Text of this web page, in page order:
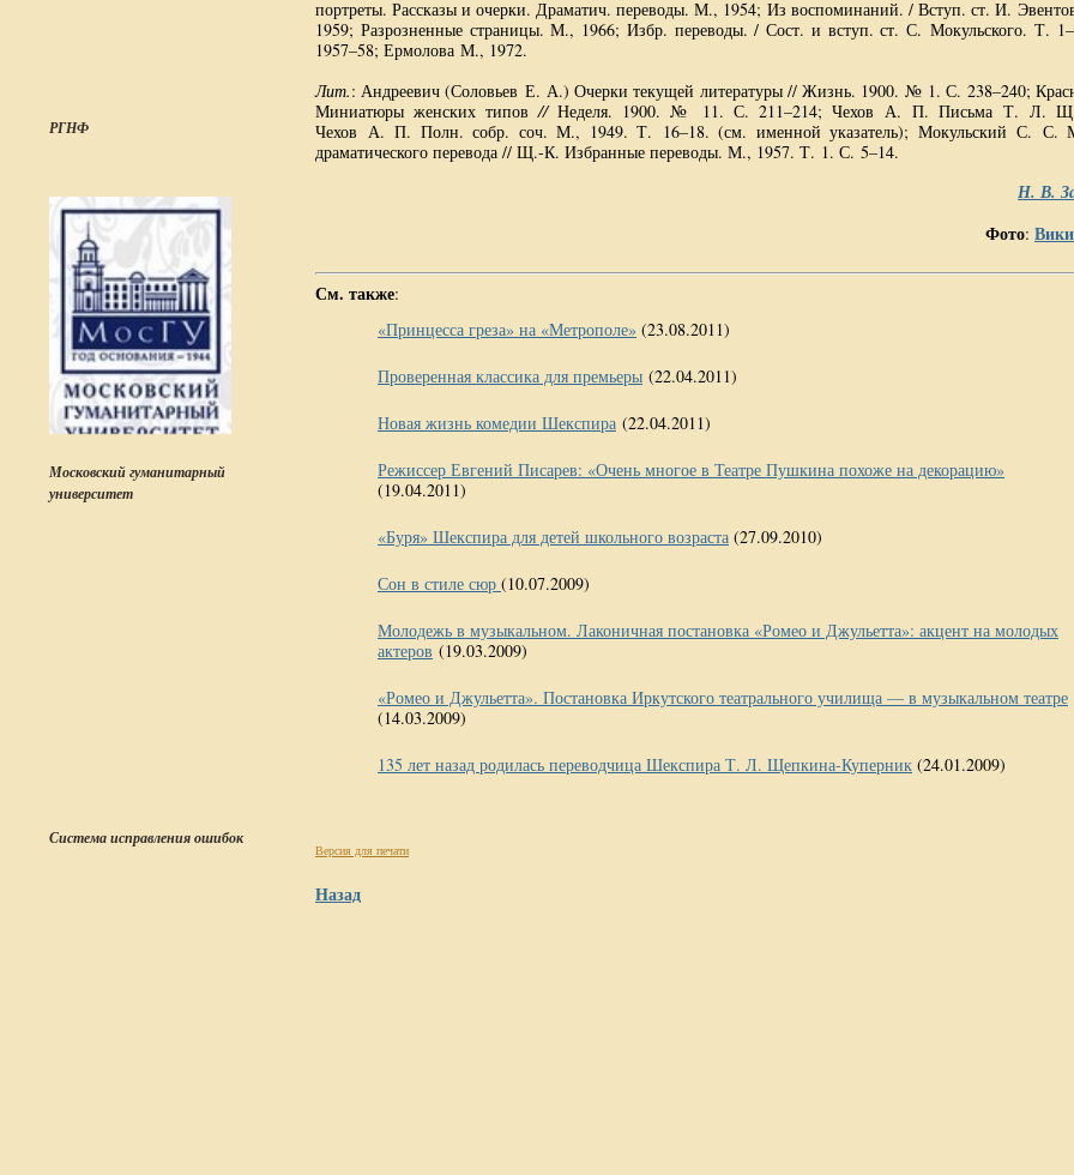
РГНФ
Московский гуманитарный
университет
Система исправления ошибок
портреты. Рассказы и очерки. Драматич. переводы. М., 1954; Из воспоминаний. / Вступ. ст. И.
1959; Разрозненные страницы. М., 1966; Избр. переводы. / Сост. и вступ. ст. С. Мокульского. Т.
1957–58; Ермолова М., 1972.
Лит.: Андреевич (Соловьев Е. А.) Очерки текущей литературы // Жизнь. 1900. № 1. С. 238–240;
Миниатюры женских типов// Неделя. 1900. № 11. С. 211–214; Чехов А. П. Письма Т. Л.
Чехов А. П. Полн. собр. соч. М., 1949. Т. 16–18. (см. именной указатель); Мокульский С. С.
драматического перевода // Щ.-К. Избранные переводы. М., 1957. Т. 1. С. 5–14.
Н. В.
Фото:
См. также:
«Принцесса греза» на «Метрополе» (23.08.2011)
Проверенная классика для премьеры (22.04.2011)
Новая жизнь комедии Шекспира (22.04.2011)
Режиссер Евгений Писарев: «Очень многое в Театре Пушкина похоже на декорацию»
(19.04.2011)
«Буря» Шекспира для детей школьного возраста (27.09.2010)
Сон в стиле сюр (10.07.2009)
Молодежь в музыкальном. Лаконичная постановка «Ромео и Джульетта»: акцент на молодых
актеров (19.03.2009)
«Ромео и Джульетта». Постановка Иркутского театрального училища — в музыкальном театре
(14.03.2009)
135 лет назад родилась переводчица Шекспира Т. Л. Щепкина-Куперник (24.01.2009)
Версия для печати
Назад